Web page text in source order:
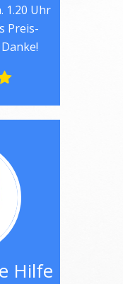
1.20 Uhr
Preis-
Hilfe